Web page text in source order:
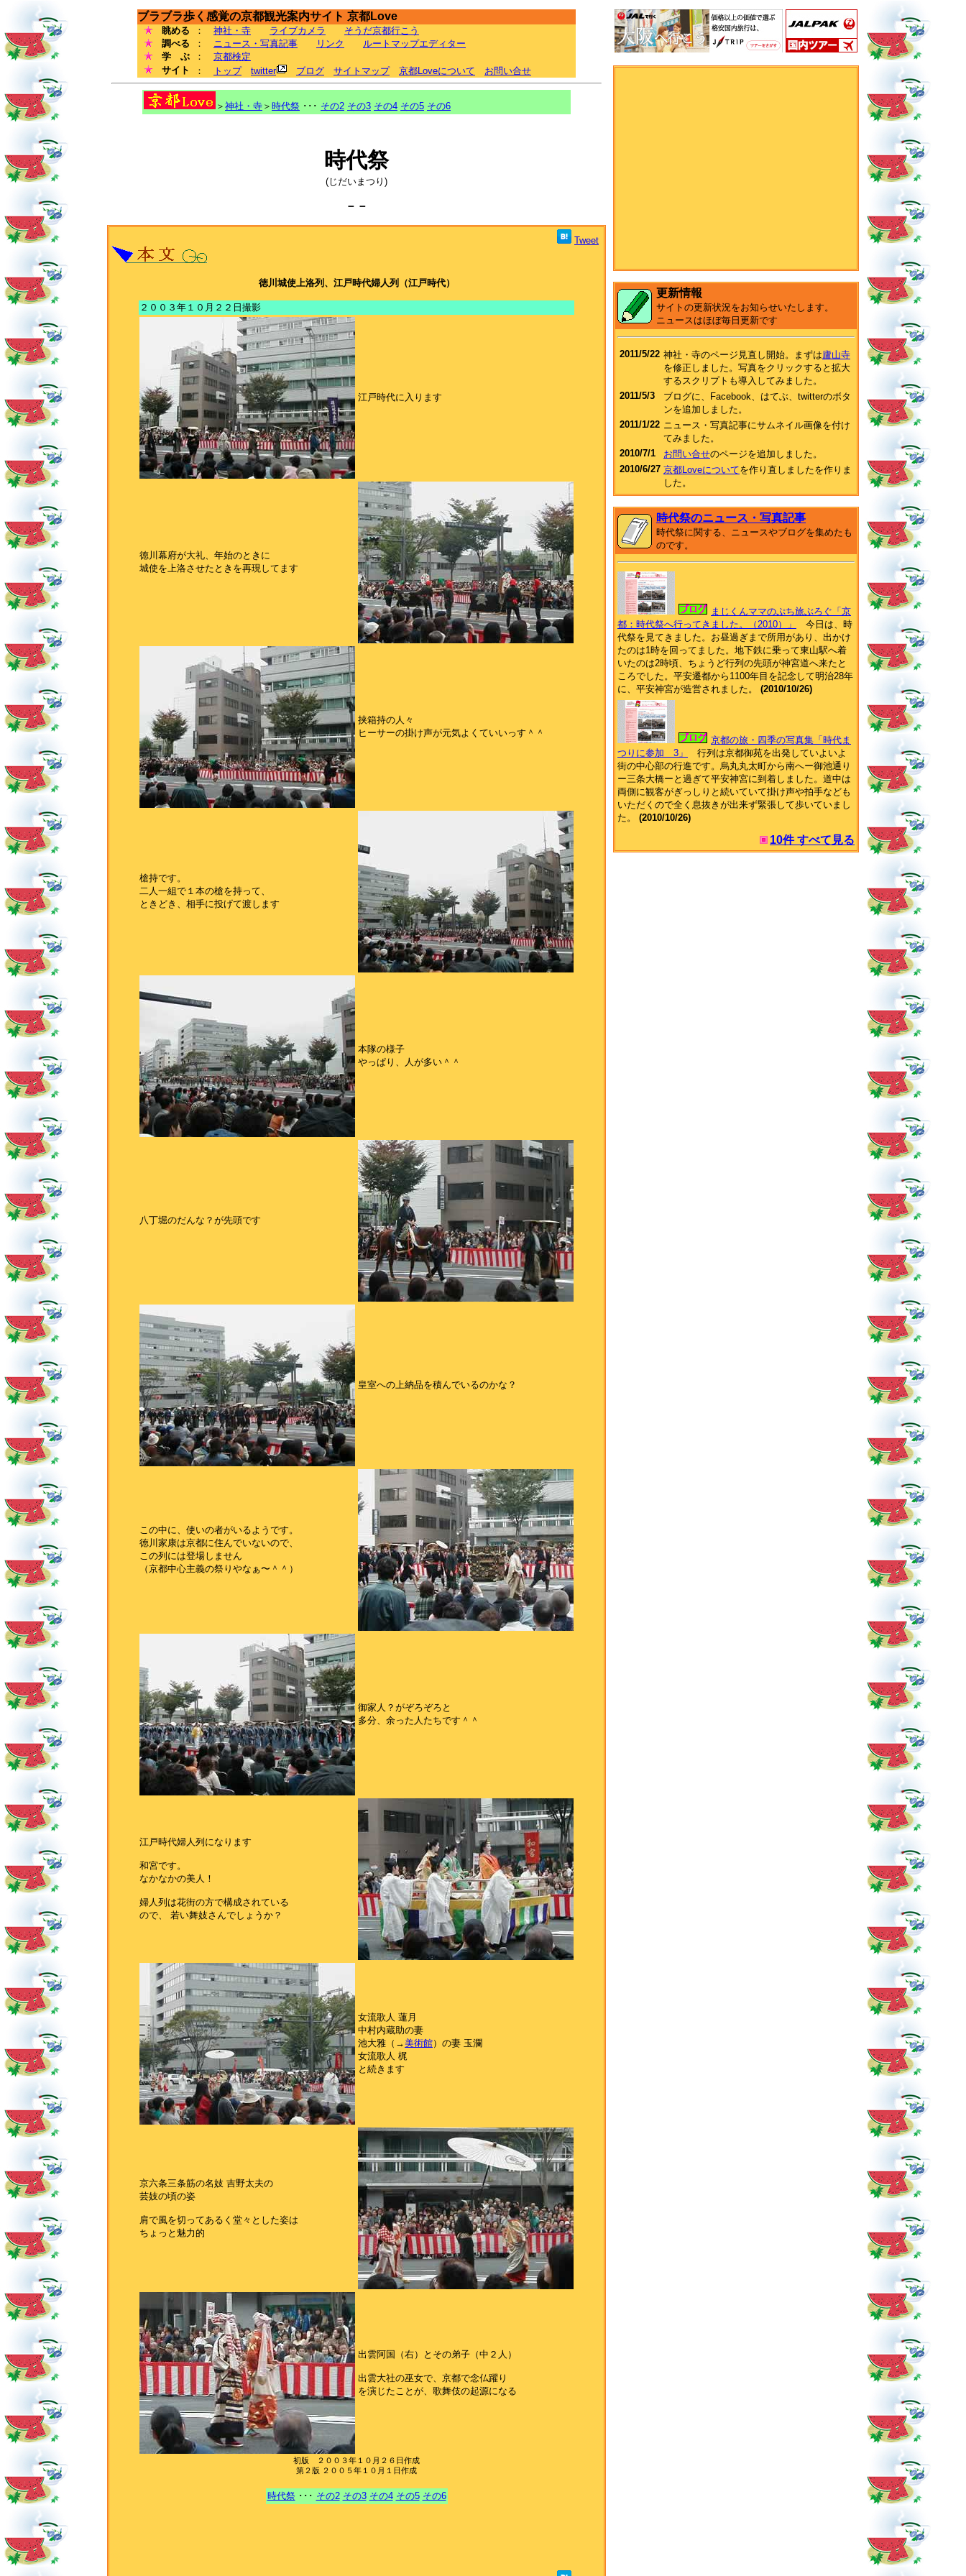
ブラブラ歩く感覚の京都観光案内サイト 京都Love
眺める ： 神社・寺 ライブカメラ
そうだ京都行こう
調べる
： ニュース・写真記事 リンク
ルートマップエディター
学 ぶ
： 京都検定
サイト
： トップ twitter ブログ サイトマップ 京都Loveについて お問い合せ
＞ 神社・寺 ＞ 時代祭 ･･･ その2 その3 その4 その5 その6
時代祭
(じだいまつり)
－－
Tweet
徳川城使上洛列、江戸時代婦人列（江戸時代）
２００３年１０月２２日撮影
江戸時代に入ります
徳川幕府が大礼、年始のときに
城使を上洛させたときを再現してます
挟箱持の人々
ヒーサーの掛け声が元気よくていいっす＾＾
槍持です。
二人一組で１本の槍を持って、
ときどき、相手に投げて渡します
本隊の様子
やっぱり、人が多い＾＾
八丁堀のだんな？が先頭です
皇室への上納品を積んでいるのかな？
この中に、使いの者がいるようです。
徳川家康は京都に住んでいないので、
この列には登場しません
（京都中心主義の祭りやなぁ〜＾＾）
御家人？がぞろぞろと
多分、余った人たちです＾＾
江戸時代婦人列になります
和宮です。
なかなかの美人！
婦人列は花街の方で構成されている
ので、 若い舞妓さんでしょうか？
女流歌人 蓮月
中村内蔵助の妻
池大雅（→美術館）の妻 玉瀾
女流歌人 梶
と続きます
京六条三条筋の名妓 吉野太夫の
芸妓の頃の姿
肩で風を切ってあるく堂々とした姿は
ちょっと魅力的
出雲阿国（右）とその弟子（中２人）
出雲大社の巫女で、京都で念仏躍り
を演じたことが、歌舞伎の起源になる
初版 ２００３年１０月２６日作成
第２版 ２００５年１０月１日作成
時代祭･･･ その2 その3 その4 その5 その6
更新情報
サイトの更新状況をお知らせいたします。
ニュースはほぼ毎日更新です
2011/5/22 神社・寺のページ見直し開始。まずは廬山寺
を修正しました。写真をクリックすると拡大
するスクリプトも導入してみました。
2011/5/3
ブログに、Facebook、はてぶ、twitterのボタ
ンを追加しました。
2011/1/22 ニュース・写真記事にサムネイル画像を付け
てみました。
2010/7/1
お問い合せのページを追加しました。
2010/6/27 京都Loveについてを作り直しましたを作りま
した。
時代祭のニュース・写真記事
時代祭に関する、ニュースやブログを集めたも
のです。
まじくんママのぷち旅ぶろぐ「京
都：時代祭へ行ってきました。（2010）」
今日は、時
代祭を見てきました。お昼過ぎまで所用があり、出かけ
たのは1時を回ってました。地下鉄に乗って東山駅へ着
いたのは2時頃、ちょうど行列の先頭が神宮道へ来たと
ころでした。平安遷都から1100年目を記念して明治28年
に、平安神宮が造営されました。 (2010/10/26)
京都の旅・四季の写真集「時代ま
つりに参加 3」
行列は京都御苑を出発していよいよ
街の中心部の行進です。烏丸丸太町から南へー御池通り
ー三条大橋ーと過ぎて平安神宮に到着しました。道中は
両側に観客がぎっしりと続いていて掛け声や拍手なども
いただくので全く息抜きが出来ず緊張して歩いていまし
た。 (2010/10/26)
10件 すべて見る